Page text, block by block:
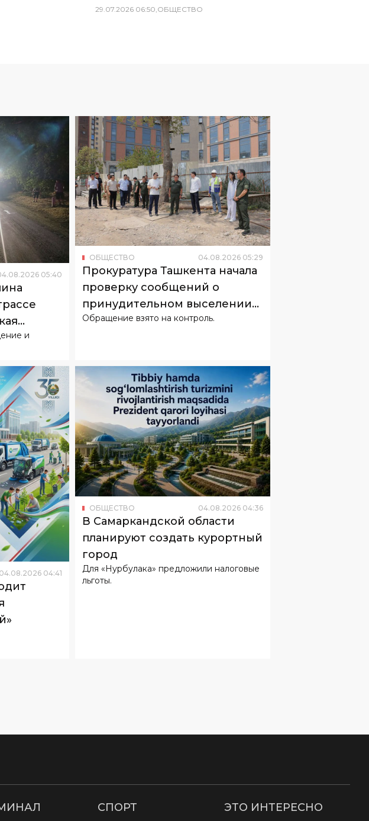
29.07.2026 06:50,ОБЩЕСТВО
.08.2026 05:40
и
ОБЩЕСТВО 04.08.2026 05:29
Прокуратура Ташкента начала
проверку сообщений о
принудительном выселении
жителей
Обращение взято на контроль.
04.08.2026 04:41
ОБЩЕСТВО 04.08.2026 04:36
В Самаркандской области
планируют создать курортный
город
Для «Нурбулака» предложили налоговые
льготы.
СПОРТ ЭТО ИНТЕРЕСНО